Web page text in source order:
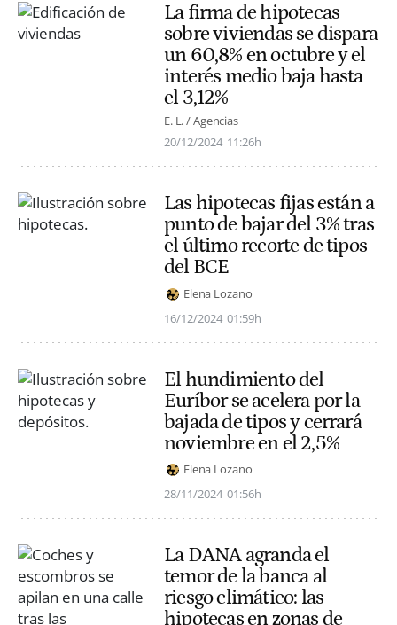
La firma de hipotecas
sobre viviendas se dispara
un 60,8% en octubre y el
interés medio baja hasta
el 3,12%
E. L. / Agencias
20/12/2024 11:26h
Las hipotecas fijas están a
punto de bajar del 3% tras
el último recorte de tipos
del BCE
Elena Lozano
16/12/2024 01:59h
El hundimiento del
Euríbor se acelera por la
bajada de tipos y cerrará
noviembre en el 2,5%
Elena Lozano
28/11/2024 01:56h
La DANA agranda el
temor de la banca al
riesgo climático: las
hipotecas en zonas de